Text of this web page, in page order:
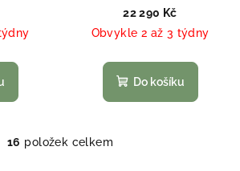
recyklovaného dřeva
22 290 Kč
Obvykle 2 až 3 týdny
Do košíku
O
16 položek celkem